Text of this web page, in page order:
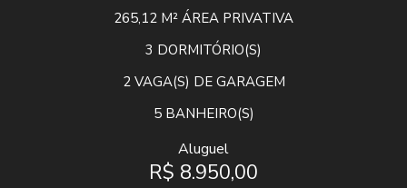
265,12 M² ÁREA PRIVATIVA
3 DORMITÓRIO(S)
2VAGA(S) DE GARAGEM
5BANHEIRO(S)
Aluguel
R$ 8.950,00